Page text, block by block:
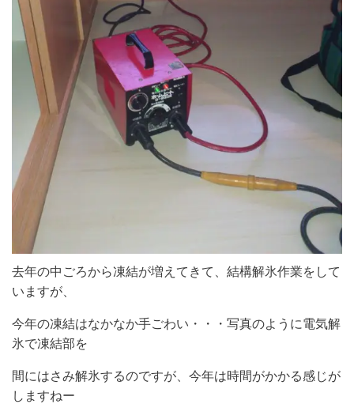
去年の中ごろから凍結が増えてきて、結構解氷作業をして
いますが、
今年の凍結はなかなか手ごわい・・・写真のように電気解
氷で凍結部を
間にはさみ解氷するのですが、今年は時間がかかる感じが
しますねー